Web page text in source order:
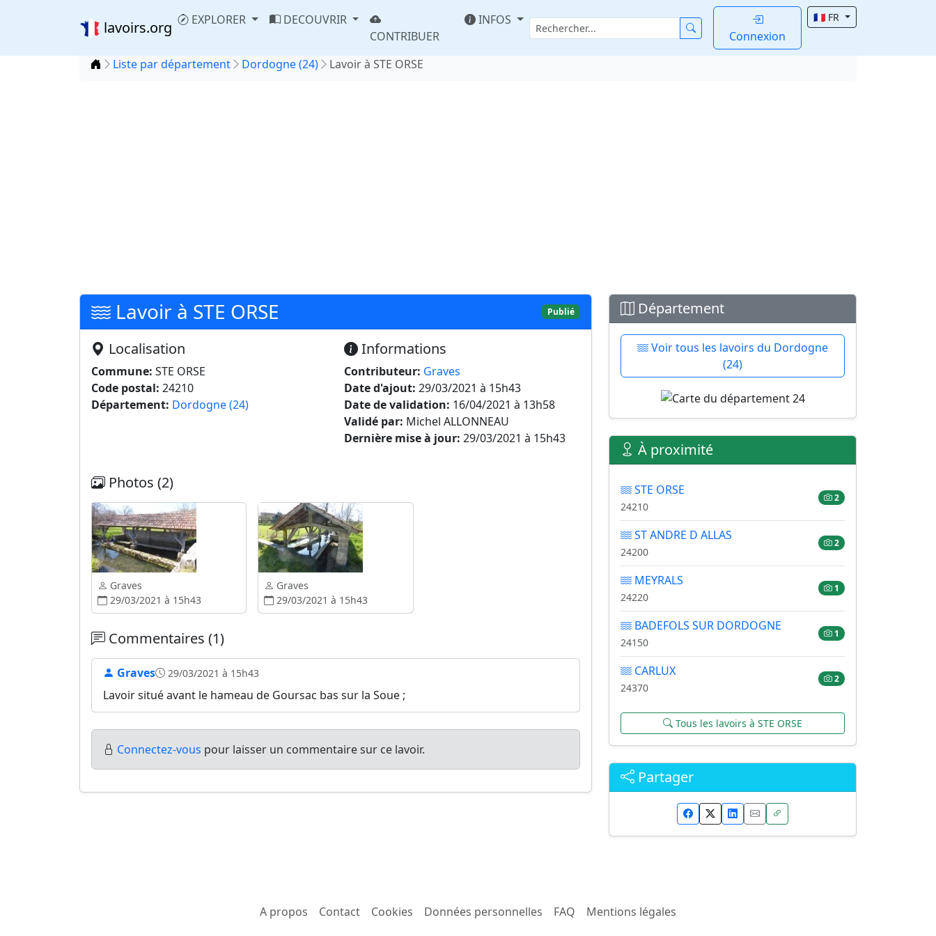
lavoirs.org EXPLORER
DECOUVRIR
CONTRIBUER
INFOS
Connexion
🇫🇷 FR
Accueil
Liste par département Dordogne (24) Lavoir à STE ORSE
Lavoir à STE ORSE Publié
Localisation
Commune: STE ORSE
Code postal: 24210
Département: Dordogne (24)
Informations
Contributeur: Graves
Date d'ajout: 29/03/2021 à 15h43
Date de validation: 16/04/2021 à 13h58
Validé par: Michel ALLONNEAU
Dernière mise à jour: 29/03/2021 à 15h43
Photos (2)
Graves
29/03/2021 à 15h43
Graves
29/03/2021 à 15h43
Commentaires (1)
Graves 29/03/2021 à 15h43
Lavoir situé avant le hameau de Goursac bas sur la Soue ;
Connectez-vous pour laisser un commentaire sur ce lavoir.
Département
Voir tous les lavoirs du Dordogne
(24)
À proximité
STE ORSE
24210
2
ST ANDRE D ALLAS
24200
2
MEYRALS
24220
1
BADEFOLS SUR DORDOGNE
24150
1
CARLUX
24370
2
Tous les lavoirs à STE ORSE
Partager
A propos Contact Cookies Données personnelles FAQ Mentions légales